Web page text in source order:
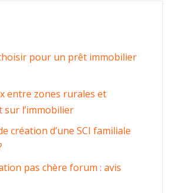
pour un prêt immobilier
entre zones rurales et
sur l’immobilier
création d’une SCI familiale
pas chère forum : avis